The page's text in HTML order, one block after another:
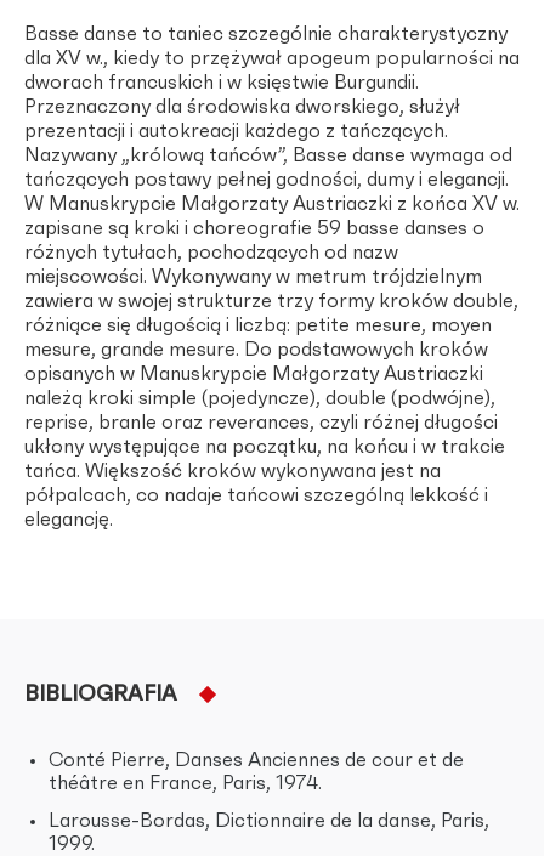
Basse danse to taniec szczególnie charakterystyczny
dla XV w., kiedy to przężywał apogeum popularności na
dworach francuskich i w księstwie Burgundii.
Przeznaczony dla środowiska dworskiego, służył
prezentacji i autokreacji każdego z tańczących.
Nazywany „królową tańców”, Basse danse wymaga od
tańczących postawy pełnej godności, dumy i elegancji.
W Manuskrypcie Małgorzaty Austriaczki z końca XV w.
zapisane są kroki i choreografie 59 basse danses o
różnych tytułach, pochodzących od nazw
miejscowości. Wykonywany w metrum trójdzielnym
zawiera w swojej strukturze trzy formy kroków double,
różniące się długością i liczbą: petite mesure, moyen
mesure, grande mesure. Do podstawowych kroków
opisanych w Manuskrypcie Małgorzaty Austriaczki
należą kroki simple (pojedyncze), double (podwójne),
reprise, branle oraz reverances, czyli różnej długości
ukłony występujące na początku, na końcu i w trakcie
tańca. Większość kroków wykonywana jest na
półpalcach, co nadaje tańcowi szczególną lekkość i
elegancję.
BIBLIOGRAFIA
Conté Pierre, Danses Anciennes de cour et de
théâtre en France, Paris, 1974.
Larousse-Bordas, Dictionnaire de la danse, Paris,
1999.